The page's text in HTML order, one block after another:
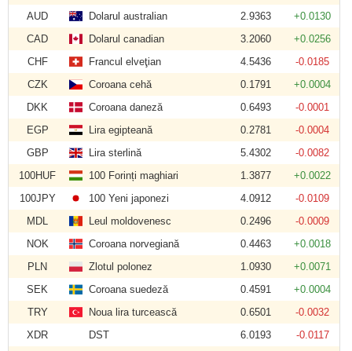
AUD
Dolarul australian 2.9363
+0.0130
CAD
Dolarul canadian 3.2060
+0.0256
CHF
Francul elveţian 4.5436
-0.0185
CZK
Coroana cehă 0.1791
+0.0004
DKK
Coroana daneză 0.6493
-0.0001
EGP
Lira egipteană 0.2781
-0.0004
GBP
Lira sterlină 5.4302
-0.0082
100HUF
100 Forinți maghiari 1.3877
+0.0022
100JPY
100 Yeni japonezi 4.0912
-0.0109
MDL
Leul moldovenesc 0.2496
-0.0009
NOK
Coroana norvegiană 0.4463
+0.0018
PLN
Zlotul polonez 1.0930
+0.0071
SEK
Coroana suedeză 0.4591
+0.0004
TRY
Noua lira turcească 0.6501
-0.0032
XDR
DST 6.0193
-0.0117